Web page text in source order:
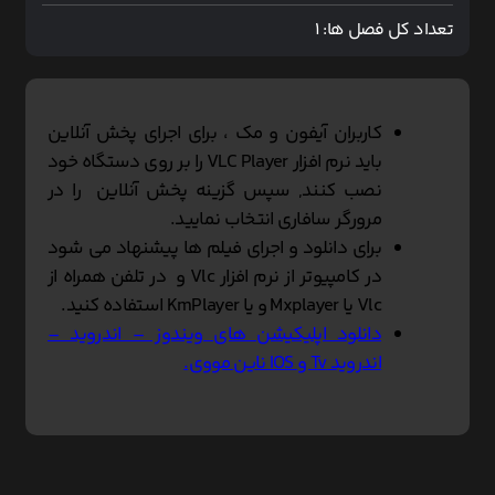
تعداد کل فصل ها: 1
کاربران آیفون و مک ، برای اجرای پخش آنلاین
باید نرم افزار VLC Player را بر روی دستگاه خود
نصب کنند, سپس گزینه پخش آنلاین را در
مرورگر سافاری انتخاب نمایید.
برای دانلود و اجرای فیلم ها پیشنهاد می شود
در کامپیوتر از نرم افزار Vlc و در تلفن همراه از
Vlc یا Mxplayer و یا KmPlayer استفاده کنید.
دانلود اپلیکیشن های ویندوز – اندروید –
اندروید Tv و IOS ناین مووی.